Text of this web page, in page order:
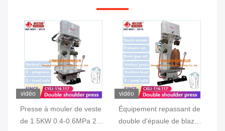
vidéo
Presse à mouler de veste
de 1.5KW 0.4-0.6MPa 220
vidéo
Équipement repassant de
double d'épaule de blazer